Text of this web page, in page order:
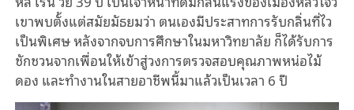
เขาพบตั้งแต่สมัยมัธยมว่า ตนเองมีประสาทการรับกลิ่นที่ไว
เป็นพิเศษ หลังจากจบการศึกษาในมหาวิทยาลัย ก็ได้รับการ
ชักชวนจากเพื่อนให้เข้าสู่วงการตรวจสอบคุณภาพหน่อไม้
ดอง และทำงานในสายอาชีพนี้มาแล้วเป็นเวลา 6 ปี